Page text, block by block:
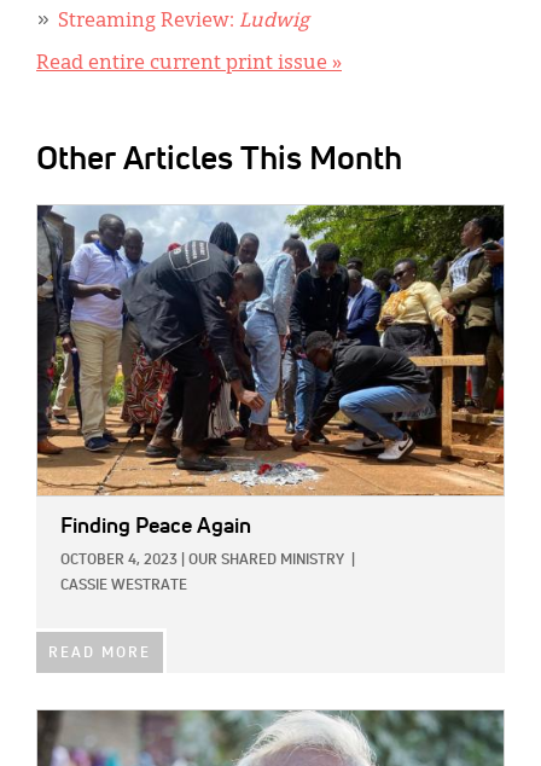
Streaming Review: Ludwig
Read entire current print issue »
Other Articles This Month
IMAGE:
Finding Peace Again
OCTOBER 4, 2023 OUR SHARED MINISTRY
CASSIE WESTRATE
READ MORE